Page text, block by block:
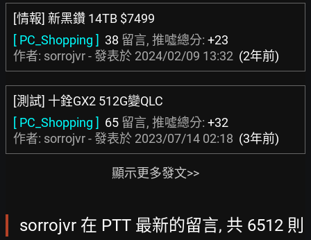
[情報] 新黑鑽 14TB $7499
[ PC_Shopping ] 38 留言, 推噓總分: +23
作者: sorrojvr - 發表於 2024/02/09 13:32 (2年前)
[測試] 十銓GX2 512G變QLC
[ PC_Shopping ] 65 留言, 推噓總分: +32
作者: sorrojvr - 發表於 2023/07/14 02:18 (3年前)
顯示更多發文>>
sorrojvr 在 PTT 最新的留言, 共 6512 則